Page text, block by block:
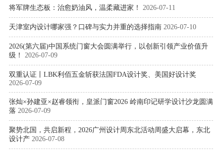
将军牌生态板：治愈奶油风，温柔藏进家！ 2026-07-11
天津室内设计哪家强？口碑与实力并重的选择指南 2026-07-10
2026(第六届)中国系统门窗大会圆满举行，以创新引领产业价值升
级！
2026-07-09
双重认证丨LBK利佰五金斩获法国FDA设计奖、美国好设计奖
2026-07-09
张灿×孙建亚×赵睿领衔，皇派门窗2026 岭南印记研学设计沙龙圆满
落 2026-07-09
聚势北国，共启新程，2026广州设计周东北活动周盛大启幕，东北
设计产 2026-07-08